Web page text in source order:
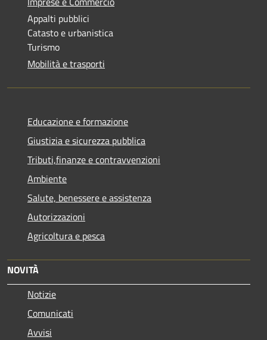
Appalti pubblici
Catasto e urbanistica
Turismo
Mobilità e trasporti
Educazione e formazione
Giustizia e sicurezza pubblica
Tributi,finanze e contravvenzioni
Ambiente
Salute, benessere e assistenza
Autorizzazioni
Agricoltura e pesca
NOVITÀ
Notizie
Comunicati
Avvisi